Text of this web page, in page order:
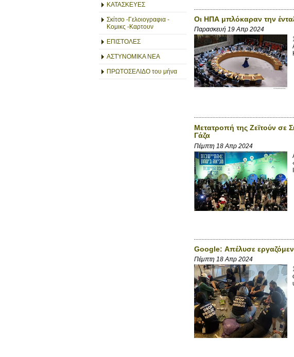
ΚΑΤΑΣΚΕΥΕΣ
Σκίτσο -Γελοιογραφια -
Κομικς -Καρτουν
ΕΠΙΣΤΟΛΕΣ
ΑΣΤΥΝΟΜΙΚΑ ΝΕΑ
ΠΡΩΤΟΣΕΛΙΔΟ του μήνα
Οι ΗΠΑ μπλόκαραν την
Παρασκευή 19 Απρ 2024
Μετατροπή της Ζεϊτούν σε
Γάζα
Πέμπτη 18 Απρ 2024
Google: Απέλυσε
Πέμπτη 18 Απρ 2024